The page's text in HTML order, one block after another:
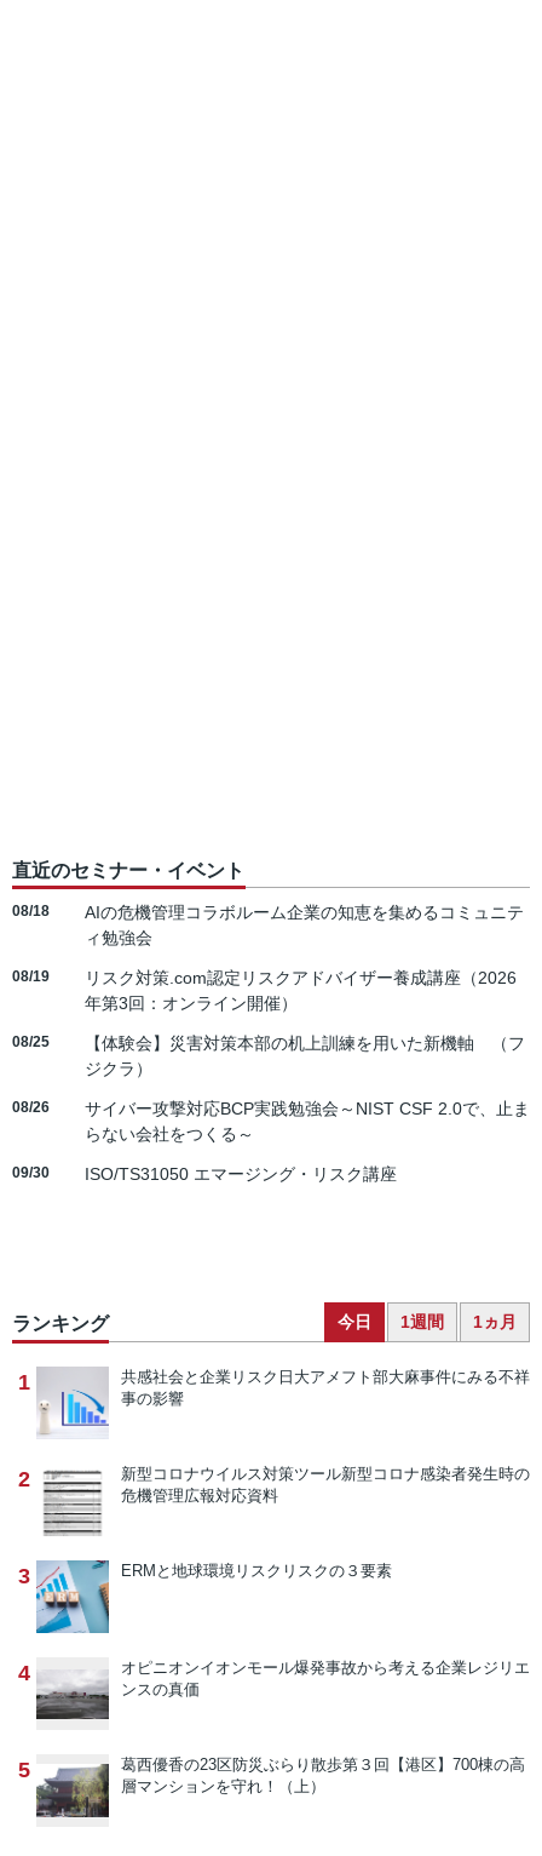
直近のセミナー・イベント
08/18
AIの危機管理コラボルーム企業の知恵を集めるコミュニテ
ィ勉強会
08/19
リスク対策.com認定リスクアドバイザー養成講座（2026
年第3回：オンライン開催）
08/25
【体験会】災害対策本部の机上訓練を用いた新機軸 （フ
ジクラ）
08/26
サイバー攻撃対応BCP実践勉強会～NIST CSF 2.0で、止ま
らない会社をつくる～
09/30 ISO/TS31050 エマージング・リスク講座
ランキング 今日 1週間 1ヵ月
1 共感社会と企業リスク 日大アメフト部大麻事件にみる不祥
事の影響
2 新型コロナウイルス対策ツール新型コロナ感染者発生時の
危機管理広報対応資料
3 ERMと地球環境リスク リスクの３要素
4 オピニオンイオンモール爆発事故から考える企業レジリエ
ンスの真価
5 葛西優香の23区防災ぶらり散歩第３回【港区】700棟の高
層マンションを守れ！（上）